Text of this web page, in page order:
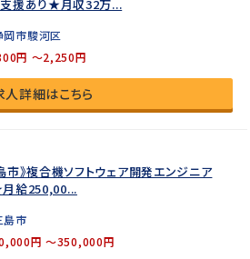
援あり★月収32万...
岡市駿河区
円 ～2,250円
人詳細はこちら
市》複合機ソフトウェア開発エンジニア
月給250,00...
島市
円 ～350,000円